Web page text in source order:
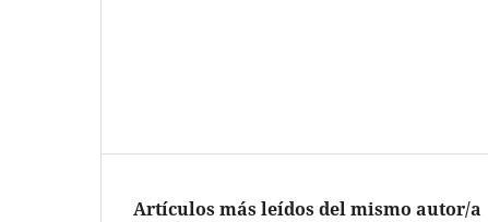
Artículos más leídos del mismo autor/a